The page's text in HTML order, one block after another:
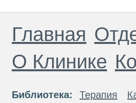
Главная
О Клинике
Библиотека: Терапия